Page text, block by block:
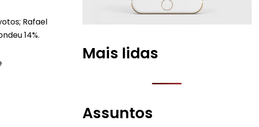
Rafael
14%.
Mais lidas
Assuntos